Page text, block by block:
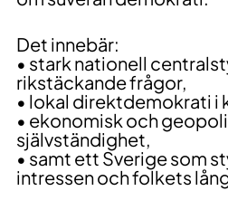
Det innebär:
• stark nationell
rikstäckande frågor,
• lokal direktdemokrati i
• ekonomisk och
självständighet,
• samt ett Sverige som
intressen och folkets